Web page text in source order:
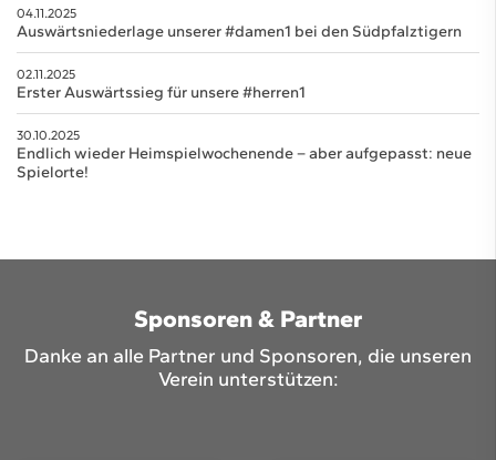
04.11.2025
Auswärtsniederlage unserer #damen1 bei den Südpfalztigern
02.11.2025
Erster Auswärtssieg für unsere #herren1
30.10.2025
Endlich wieder Heimspielwochenende – aber aufgepasst: neue
Spielorte!
Sponsoren & Partner
Danke an alle Partner und Sponsoren, die unseren
Verein unterstützen: